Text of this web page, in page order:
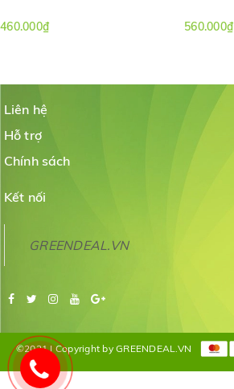
460.000₫ 560.000₫
Liên hệ
Hỗ trợ
Chính sách
Kết nối
GREENDEAL.VN
©2021 | Copyright by GREENDEAL.VN